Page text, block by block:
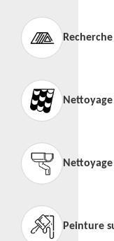
Peinture